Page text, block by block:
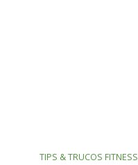
TIPS & TRUCOS FITNESS